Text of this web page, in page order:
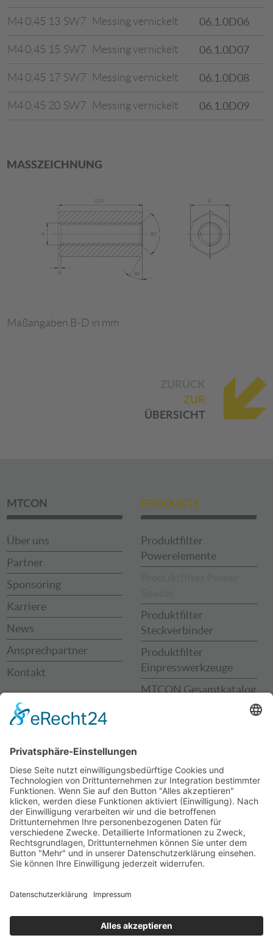
M4 0,45 13 SW7 Messing vernickelt 06.1.0D06
M4 0,45 15 SW7 Messing vernickelt 06.1.0D07
M4 0,45 17 SW7 Messing vernickelt 06.1.0D08
M4 0,45 20 SW7 Messing vernickelt 06.1.0D09
MASSZEICHNUNG
Maßangaben B-D in mm
ZUR
ÜBERSICHT
MTCON
Über uns
Partner
Sponsoring
Karriere
News
Ansprechpartner
Kontakt
PRODUKTE
Produktfilter
Powerelemente
Produktfilter
Steckverbinder
Produktfilter
Einpresswerkzeuge
MTCON Gesamtkatalog
KNOW- HOW
TRANSFER
Leistungen
MTCON Produkt-,
Prozess- &
Downloads
EMPFEHLUNGEN
INGUN Prüfmittelbau
GmbH
INSPEKTO
Schmidt Technology